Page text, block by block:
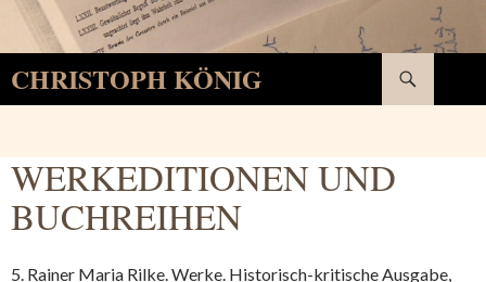
CHRISTOPH KÖNIG
WERKEDITIONEN UND
BUCHREIHEN
5. Rainer Maria Rilke. Werke. Historisch-kritische Ausgabe,